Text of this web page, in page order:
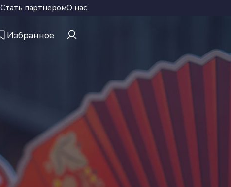
Стать партнеромО нас
Избранное